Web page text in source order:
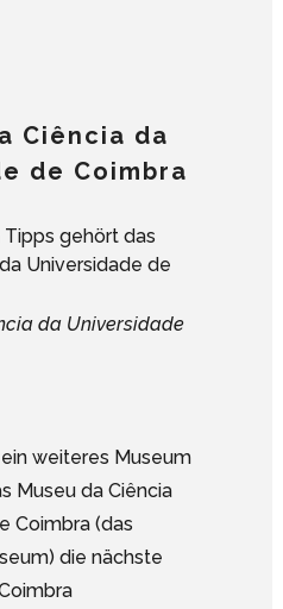
Ciência da
de Coimbra
da Universidade
weiteres Museum
Museu da Ciência
Coimbra (das
die nächste